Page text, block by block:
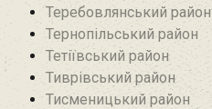
Теребовлянський район
Тернопільський район
Тетіївський район
Тиврівський район
Тисменицький район